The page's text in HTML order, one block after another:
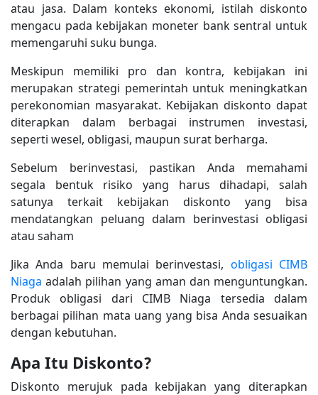
atau jasa. Dalam konteks ekonomi, istilah diskonto
mengacu pada kebijakan moneter bank sentral untuk
memengaruhi suku bunga.
Meskipun memiliki pro dan kontra, kebijakan ini
merupakan strategi pemerintah untuk meningkatkan
perekonomian masyarakat. Kebijakan diskonto dapat
diterapkan dalam berbagai instrumen investasi,
seperti wesel, obligasi, maupun surat berharga.
Sebelum berinvestasi, pastikan Anda memahami
segala bentuk risiko yang harus dihadapi, salah
satunya terkait kebijakan diskonto yang bisa
mendatangkan peluang dalam berinvestasi obligasi
atau saham
Jika Anda baru memulai berinvestasi, obligasi CIMB
Niaga adalah pilihan yang aman dan menguntungkan.
Produk obligasi dari CIMB Niaga tersedia dalam
berbagai pilihan mata uang yang bisa Anda sesuaikan
dengan kebutuhan.
Apa Itu Diskonto?
Diskonto merujuk pada kebijakan yang diterapkan